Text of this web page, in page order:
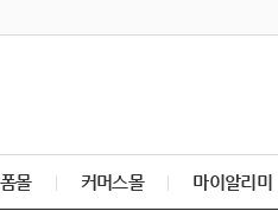
몰 커머스몰 마이알리미